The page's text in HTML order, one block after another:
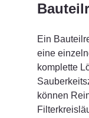
Ein
eine
komplette
können